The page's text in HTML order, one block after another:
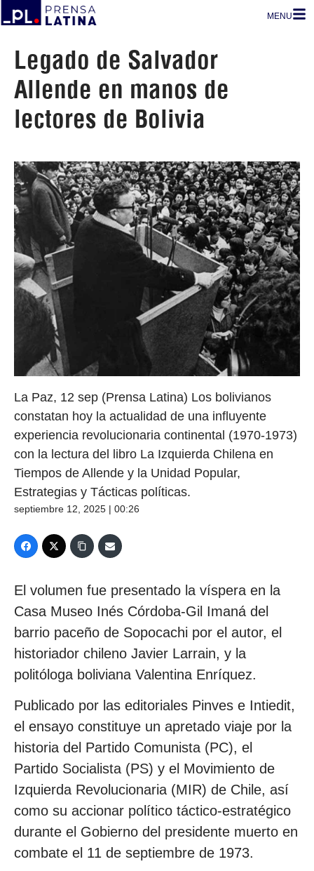
MENU
Legado de Salvador
Allende en manos de
lectores de Bolivia
La Paz, 12 sep (Prensa Latina) Los bolivianos
constatan hoy la actualidad de una influyente
experiencia revolucionaria continental (1970-1973)
con la lectura del libro La Izquierda Chilena en
Tiempos de Allende y la Unidad Popular,
Estrategias y Tácticas políticas.
septiembre 12, 2025 | 00:26
El volumen fue presentado la víspera en la
Casa Museo Inés Córdoba-Gil Imaná del
barrio paceño de Sopocachi por el autor, el
historiador chileno Javier Larrain, y la
politóloga boliviana Valentina Enríquez.
Publicado por las editoriales Pinves e Intiedit,
el ensayo constituye un apretado viaje por la
historia del Partido Comunista (PC), el
Partido Socialista (PS) y el Movimiento de
Izquierda Revolucionaria (MIR) de Chile, así
como su accionar político táctico-estratégico
durante el Gobierno del presidente muerto en
combate el 11 de septiembre de 1973.